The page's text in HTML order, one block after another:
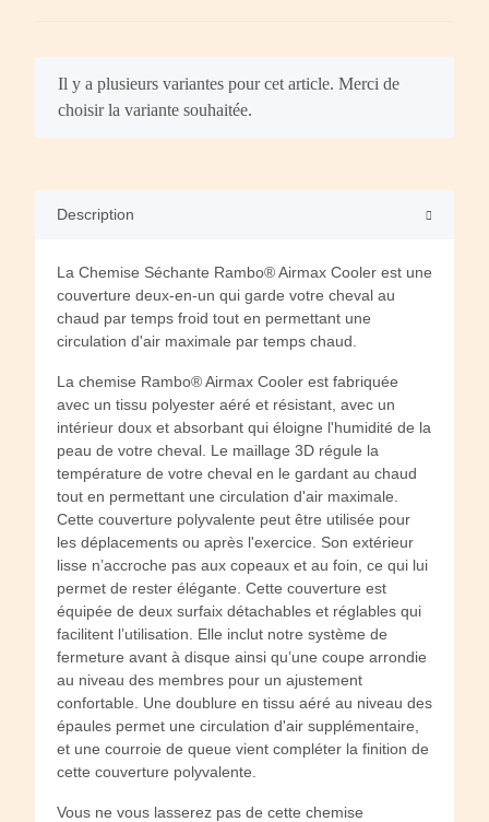
x
Il y a plusieurs variantes pour cet article. Merci de
choisir la variante souhaitée.
Description
La Chemise Séchante Rambo® Airmax Cooler est une
couverture deux-en-un qui garde votre cheval au
chaud par temps froid tout en permettant une
circulation d'air maximale par temps chaud.
La chemise Rambo® Airmax Cooler est fabriquée
avec un tissu polyester aéré et résistant, avec un
intérieur doux et absorbant qui éloigne l'humidité de la
peau de votre cheval. Le maillage 3D régule la
température de votre cheval en le gardant au chaud
tout en permettant une circulation d'air maximale.
Cette couverture polyvalente peut être utilisée pour
les déplacements ou après l'exercice. Son extérieur
lisse n’accroche pas aux copeaux et au foin, ce qui lui
permet de rester élégante. Cette couverture est
équipée de deux surfaix détachables et réglables qui
facilitent l’utilisation. Elle inclut notre système de
fermeture avant à disque ainsi qu’une coupe arrondie
au niveau des membres pour un ajustement
confortable. Une doublure en tissu aéré au niveau des
épaules permet une circulation d'air supplémentaire,
et une courroie de queue vient compléter la finition de
cette couverture polyvalente.
Vous ne vous lasserez pas de cette chemise